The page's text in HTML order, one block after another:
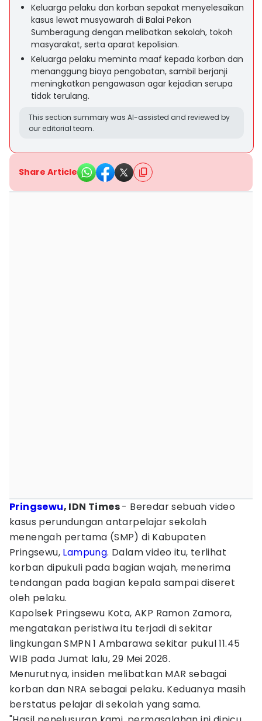
Keluarga pelaku dan korban sepakat menyelesaikan
kasus lewat musyawarah di Balai Pekon
Sumberagung dengan melibatkan sekolah, tokoh
masyarakat, serta aparat kepolisian.
Keluarga pelaku meminta maaf kepada korban dan
menanggung biaya pengobatan, sambil berjanji
meningkatkan pengawasan agar kejadian serupa
tidak terulang.
This section summary was AI-assisted and reviewed by
our editorial team.
Share Article
Pringsewu, IDN Times- Beredar sebuah video
kasus perundungan antarpelajar sekolah
menengah pertama (SMP) di Kabupaten
Pringsewu, Lampung. Dalam video itu, terlihat
korban dipukuli pada bagian wajah, menerima
tendangan pada bagian kepala sampai diseret
oleh pelaku.
Kapolsek Pringsewu Kota, AKP Ramon Zamora,
mengatakan peristiwa itu terjadi di sekitar
lingkungan SMPN 1 Ambarawa sekitar pukul 11.45
WIB pada Jumat lalu, 29 Mei 2026.
Menurutnya, insiden melibatkan MAR sebagai
korban dan NRA sebagai pelaku. Keduanya masih
berstatus pelajar di sekolah yang sama.